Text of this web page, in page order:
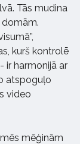
Tās mudina
kurš kontrolē
ir harmonijā ar
atspoguļo
video
mēģinām